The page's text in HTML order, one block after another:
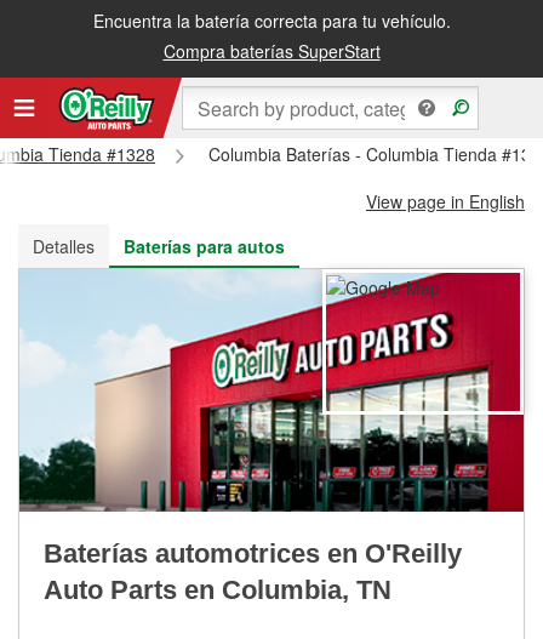
Encuentra la batería correcta para tu vehículo.
Compra baterías SuperStart
Recibe tu orden gratis al día siguiente o recógela en la tienda
Tienda #1328
Columbia Baterías - Columbia Tienda
View page in English
Detalles
Baterías para autos
Baterías automotrices en O'Reilly
Auto Parts en Columbia, TN